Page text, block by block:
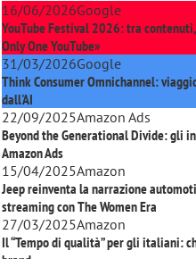
16/06/2026Google
YouTube Festival 2026: tra
Only One YouTube»
31/03/2026Google
Think Consumer Omnichannel:
dall'AI
22/09/2025Amazon Ads
Beyond the Generational Divide: gli
Amazon Ads
15/04/2025Amazon
Jeep reinventa la narrazione
streaming conThe Women Era
27/03/2025Amazon
Il “Tempo di qualità” per gli italiani: